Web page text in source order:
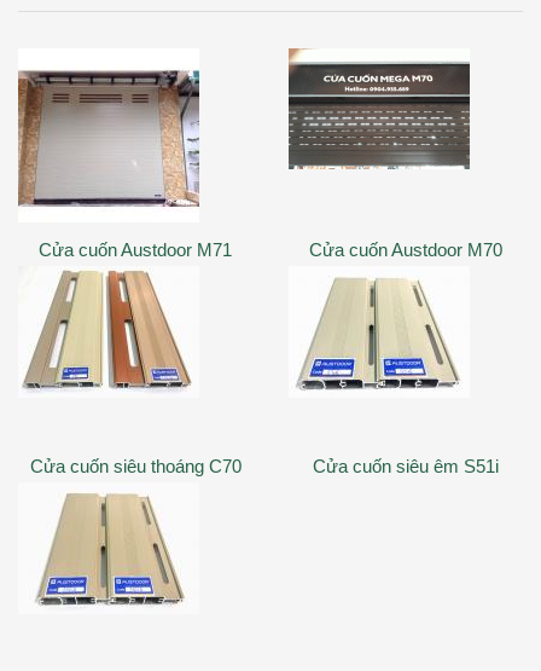
Cửa cuốn Austdoor M71 Cửa cuốn Austdoor M70
Cửa cuốn siêu thoáng C70 Cửa cuốn siêu êm S51i